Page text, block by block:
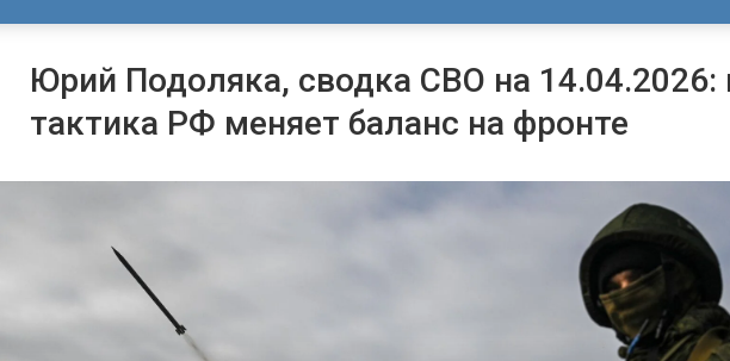
Юрий Подоляка, сводка СВО на 14.04.2026:
тактика РФ меняет баланс на фронте